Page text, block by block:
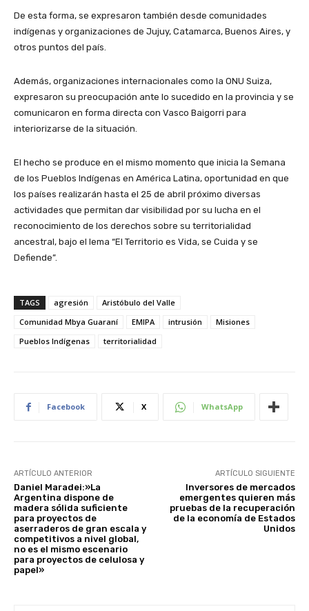
De esta forma, se expresaron también desde comunidades
indígenas y organizaciones de Jujuy, Catamarca, Buenos Aires, y
otros puntos del país.
Además, organizaciones internacionales como la ONU Suiza,
expresaron su preocupación ante lo sucedido en la provincia y se
comunicaron en forma directa con Vasco Baigorri para
interiorizarse de la situación.
El hecho se produce en el mismo momento que inicia la Semana
de los Pueblos Indígenas en América Latina, oportunidad en que
los países realizarán hasta el 25 de abril próximo diversas
actividades que permitan dar visibilidad por su lucha en el
reconocimiento de los derechos sobre su territorialidad
ancestral, bajo el lema “El Territorio es Vida, se Cuida y se
Defiende”.
TAGS agresión
Aristóbulo del Valle
Comunidad Mbya Guaraní
EMIPA intrusión
Misiones
Pueblos Indígenas
territorialidad
Facebook X WhatsApp
ARTÍCULO ANTERIOR
Daniel Maradei:»La
Argentina dispone de
madera sólida suficiente
para proyectos de
aserraderos de gran escala y
competitivos a nivel global,
no es el mismo escenario
para proyectos de celulosa y
papel»
ARTÍCULO SIGUIENTE
Inversores de mercados
emergentes quieren más
pruebas de la recuperación
de la economía de Estados
Unidos